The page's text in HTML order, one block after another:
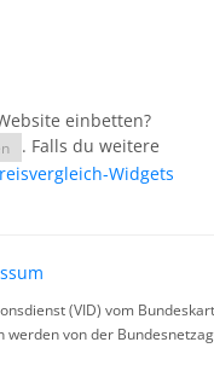
einbetten?
. Falls du weitere
Widgets
(VID) vom
von der